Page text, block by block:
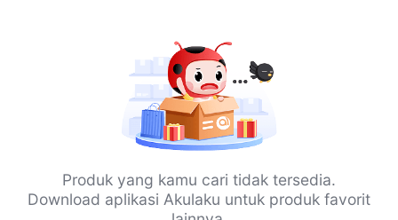
Produk yang kamu cari tidak tersedia.
Download aplikasi Akulaku untuk produk favorit